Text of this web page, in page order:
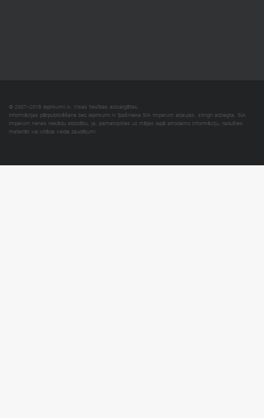
© 2007–2018 Iepirkumi.lv. Visas tiesības aizsargātas.
Informācijas pārpublicēšana bez iepirkumi.lv īpašnieka SIA Imperum atļaujas, stingri aizliegta. SIA
Imperum nenes nekādu atbildību, ja, pamatojoties uz mājas lapā atrodamo informāciju, radušies
materiāli vai citāda veida zaudējumi.